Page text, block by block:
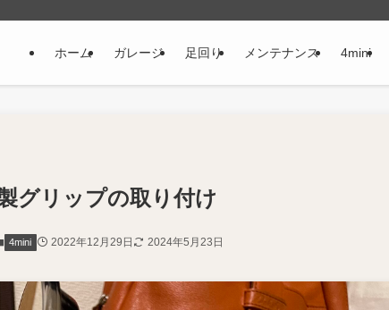
ホーム ガレージ 足回り メンテナンス 4mini
グリップの取り付け
4mini 2022年12月29日 2024年5月23日